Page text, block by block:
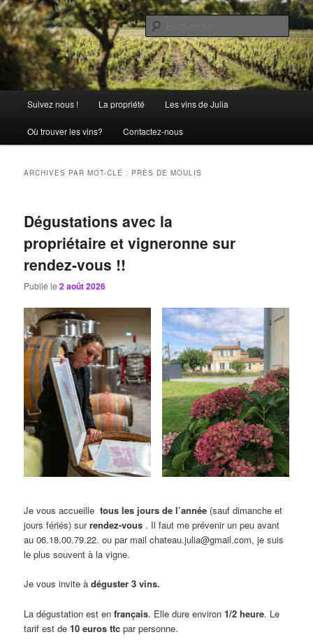
Aller
au
contenu
principal
Aller
au
contenu
secondaireChâteau Julia
La passion comme tradition
principal
Suivez nous ! La propriété Les vins de Julia
Où trouver les vins? Contactez-nous
ARCHIVES PAR MOT-CLÉ : PRÈS DE MOULIS
Dégustations avec la
propriétaire et vigneronne sur
rendez-vous !!
Publié le2 août 2026
Je vous accueille tous les jours de l’année (sauf dimanche et
jours fériés) surrendez-vous . Il faut me prévenir un peu avant
au 06.18.00.79.22. ou par mail chateau.julia@gmail.com, je suis
le plus souvent à la vigne.
Je vous invite àdéguster 3 vins.
La dégustation est enfrançais. Elle dure environ1/2 heure. Le
tarif est de10 euros ttcpar personne.